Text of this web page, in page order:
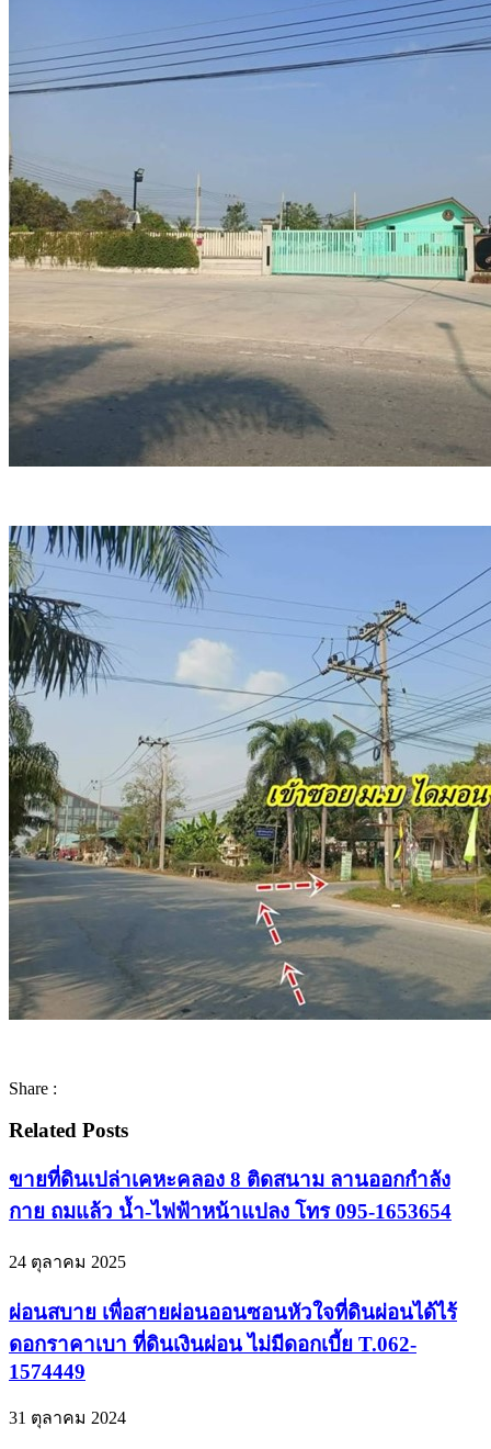
Share :
Related Posts
ขายที่ดินเปล่าเคหะคลอง 8 ติดสนาม ลานออกกำลัง
กาย ถมแล้ว น้ำ-ไฟฟ้าหน้าแปลง โทร 095-1653654
24 ตุลาคม 2025
ผ่อนสบาย เพื่อสายผ่อนออนซอนหัวใจที่ดินผ่อนได้ไร้
ดอกราคาเบา ที่ดินเงินผ่อน ไม่มีดอกเบี้ย T.062-
1574449
31 ตุลาคม 2024